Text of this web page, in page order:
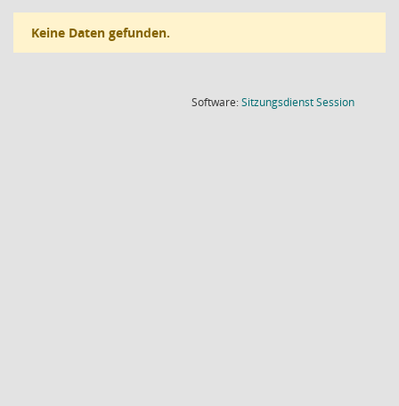
Keine Daten gefunden.
Software:SitzungsdienstSession(Wird in